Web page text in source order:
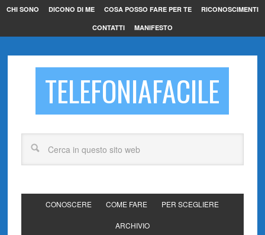
CHI SONO DICONO DI ME COSA POSSO FARE PER TE RICONOSCIMENTI
CONTATTI MANIFESTO
TELEFONIAFACILE
CONOSCERE COME FARE PER SCEGLIERE
ARCHIVIO